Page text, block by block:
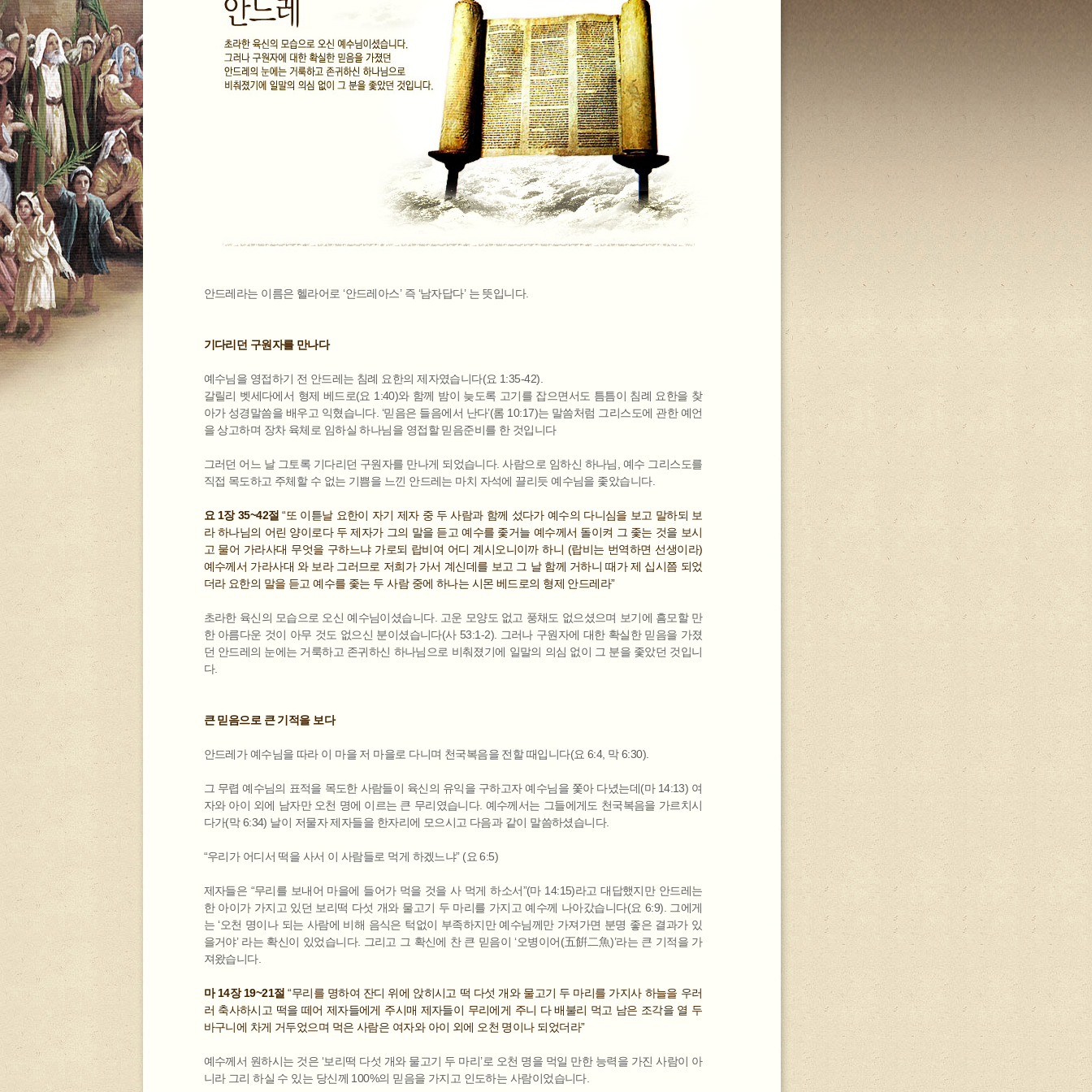
안드레라는 이름은 헬라어로 ‘안드레아스’ 즉 ‘남자답다’ 는 뜻입니다.
기다리던 구원자를 만나다
예수님을 영접하기 전 안드레는 침례 요한의 제자였습니다(요 1:35-42).
갈릴리 벳세다에서 형제 베드로(요 1:40)와 함께 밤이 늦도록 고기를 잡으면서도 틈틈이 침례 요한을 찾
아가 성경말씀을 배우고 익혔습니다. ‘믿음은 들음에서 난다’(롬 10:17)는 말씀처럼 그리스도에 관한 예언
을 상고하며 장차 육체로 임하실 하나님을 영접할 믿음준비를 한 것입니다
그러던 어느 날 그토록 기다리던 구원자를 만나게 되었습니다. 사람으로 임하신 하나님, 예수 그리스도를
직접 목도하고 주체할 수 없는 기쁨을 느낀 안드레는 마치 자석에 끌리듯 예수님을 좇았습니다.
요 1장 35~42절 “또 이튿날 요한이 자기 제자 중 두 사람과 함께 섰다가 예수의 다니심을 보고 말하되 보
라 하나님의 어린 양이로다 두 제자가 그의 말을 듣고 예수를 좇거늘 예수께서 돌이켜 그 좇는 것을 보시
고 물어 가라사대 무엇을 구하느냐 가로되 랍비여 어디 계시오니이까 하니 (랍비는 번역하면 선생이라)
예수께서 가라사대 와 보라 그러므로 저희가 가서 계신데를 보고 그 날 함께 거하니 때가 제 십시쯤 되었
더라 요한의 말을 듣고 예수를 좇는 두 사람 중에 하나는 시몬 베드로의 형제 안드레라”
초라한 육신의 모습으로 오신 예수님이셨습니다. 고운 모양도 없고 풍채도 없으셨으며 보기에 흠모할 만
한 아름다운 것이 아무 것도 없으신 분이셨습니다(사 53:1-2). 그러나 구원자에 대한 확실한 믿음을 가졌
던 안드레의 눈에는 거룩하고 존귀하신 하나님으로 비춰졌기에 일말의 의심 없이 그 분을 좇았던 것입니
다.
큰 믿음으로 큰 기적을 보다
안드레가 예수님을 따라 이 마을 저 마을로 다니며 천국복음을 전할 때입니다(요 6:4, 막 6:30).
그 무렵 예수님의 표적을 목도한 사람들이 육신의 유익을 구하고자 예수님을 쫓아 다녔는데(마 14:13) 여
자와 아이 외에 남자만 오천 명에 이르는 큰 무리였습니다. 예수께서는 그들에게도 천국복음을 가르치시
다가(막 6:34) 날이 저물자 제자들을 한자리에 모으시고 다음과 같이 말씀하셨습니다.
“우리가 어디서 떡을 사서 이 사람들로 먹게 하겠느냐” (요 6:5)
제자들은 “무리를 보내어 마을에 들어가 먹을 것을 사 먹게 하소서”(마 14:15)라고 대답했지만 안드레는
한 아이가 가지고 있던 보리떡 다섯 개와 물고기 두 마리를 가지고 예수께 나아갔습니다(요 6:9). 그에게
는 ‘오천 명이나 되는 사람에 비해 음식은 턱없이 부족하지만 예수님께만 가져가면 분명 좋은 결과가 있
을거야’ 라는 확신이 있었습니다. 그리고 그 확신에 찬 큰 믿음이 ‘오병이어(五餠二魚)’라는 큰 기적을 가
져왔습니다.
마 14장 19~21절 “무리를 명하여 잔디 위에 앉히시고 떡 다섯 개와 물고기 두 마리를 가지사 하늘을 우러
러 축사하시고 떡을 떼어 제자들에게 주시매 제자들이 무리에게 주니 다 배불리 먹고 남은 조각을 열 두
바구니에 차게 거두었으며 먹은 사람은 여자와 아이 외에 오천 명이나 되었더라”
예수께서 원하시는 것은 ‘보리떡 다섯 개와 물고기 두 마리’로 오천 명을 먹일 만한 능력을 가진 사람이 아
니라 그리 하실 수 있는 당신께 100%의 믿음을 가지고 인도하는 사람이었습니다.